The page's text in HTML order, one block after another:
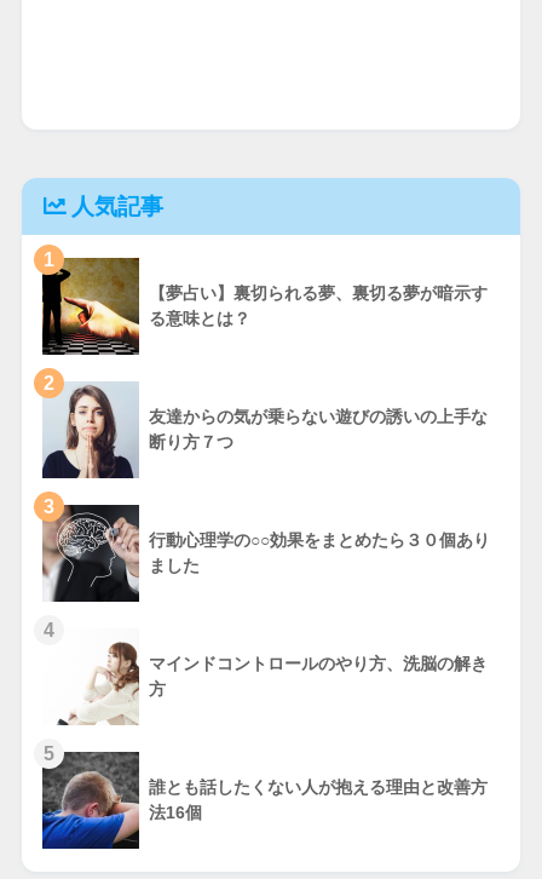
人気記事
1
【夢占い】裏切られる夢、裏切る夢が暗示す
る意味とは？
2
友達からの気が乗らない遊びの誘いの上手な
断り方７つ
3
行動心理学の○○効果をまとめたら３０個あり
ました
4
マインドコントロールのやり方、洗脳の解き
方
5
誰とも話したくない人が抱える理由と改善方
法16個